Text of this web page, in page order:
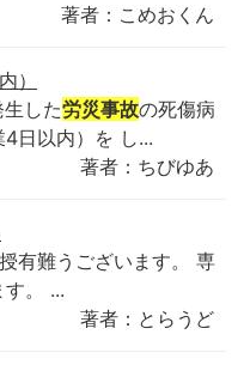
著者：こめおくん
）
した労災事故の死傷病
日以内）を し...
著者：ちびゆあ
有難うございます。 専
。 ...
著者：とらうど